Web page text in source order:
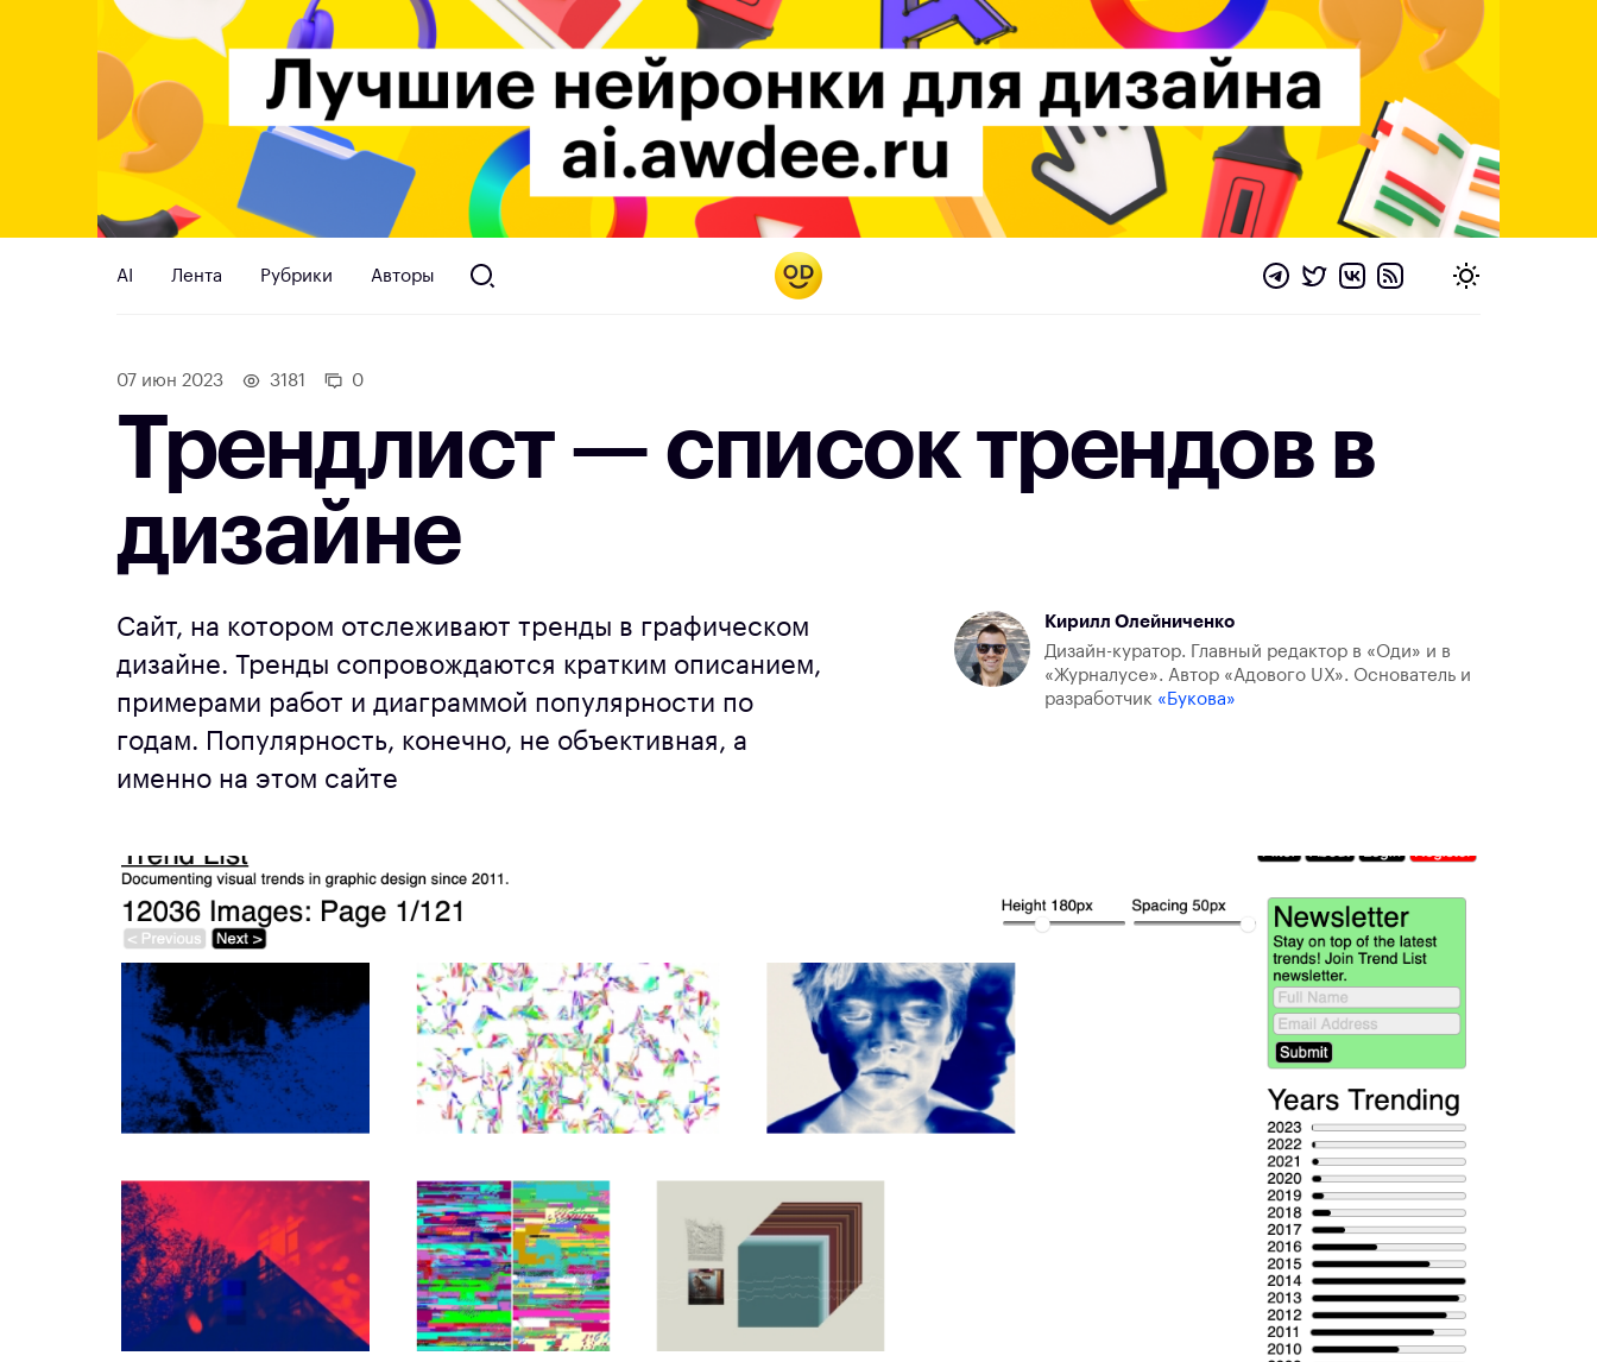
AI Лента Рубрики Авторы
07 июн 2023 3181 0
Трендлист — список трендов в
дизайне
Сайт, на котором отслеживают тренды в графическом
дизайне. Тренды сопровождаются кратким описанием,
примерами работ и диаграммой популярности по
годам. Популярность, конечно, не объективная, а
именно на этом сайте
Кирилл Олейниченко
Дизайн-куратор. Главный редактор в «Оди» и в
«Журналусе». Автор «Адового UX». Основатель и
разработчик «Букова»